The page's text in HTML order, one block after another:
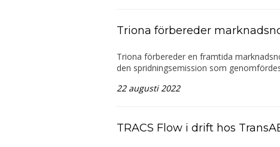
Triona förbereder
Triona förbereder en framtida
den spridningsemission som
22 augusti 2022
TRACS Flow i drift hos